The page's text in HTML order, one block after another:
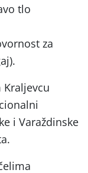
tlo
za
i Varaždinske